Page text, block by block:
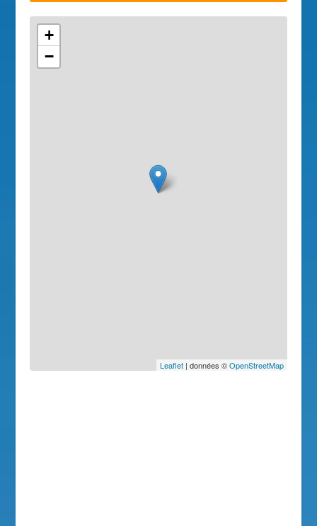
+
−
Leaflet| données ©OpenStreetMap